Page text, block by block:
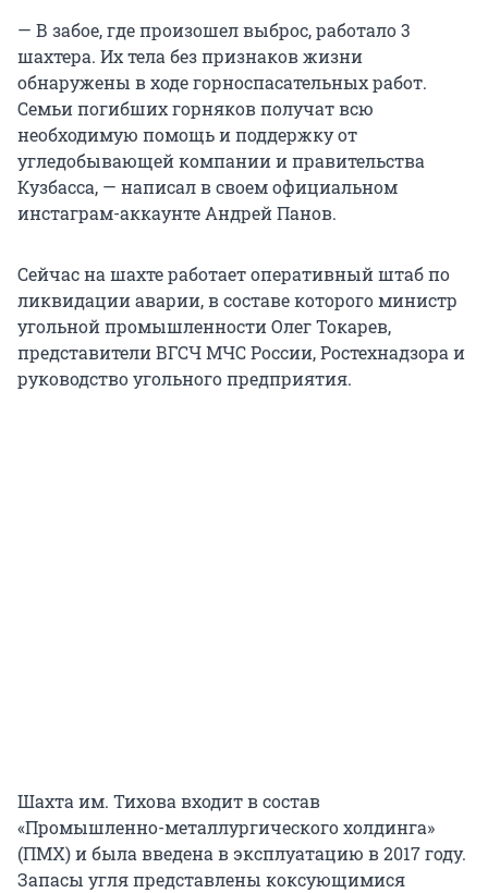
— В забое, где произошел выброс, работало 3
шахтера. Их тела без признаков жизни
обнаружены в ходе горноспасательных работ.
Семьи погибших горняков получат всю
необходимую помощь и поддержку от
угледобывающей компании и правительства
Кузбасса, — написал в своем официальном
инстаграм-аккаунте Андрей Панов.
Сейчас на шахте работает оперативный штаб по
ликвидации аварии, в составе которого министр
угольной промышленности Олег Токарев,
представители ВГСЧ МЧС России, Ростехнадзора и
руководство угольного предприятия.
Шахта им. Тихова входит в состав
«Промышленно-металлургического холдинга»
(ПМХ) и была введена в эксплуатацию в 2017 году.
Запасы угля представлены коксующимися